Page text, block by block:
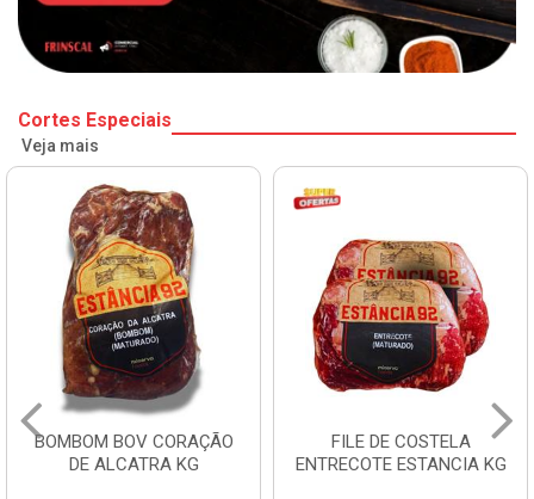
Cortes Especiais
Veja mais
BOMBOM BOV CORAÇÃO
DE ALCATRA KG
FILE DE COSTELA
ENTRECOTE ESTANCIA KG